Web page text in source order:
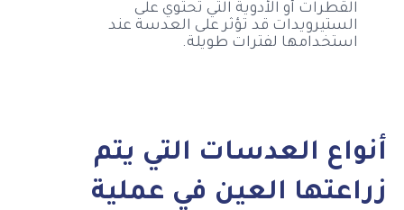
القطرات أو الأدوية التي تحتوي على
الستيرويدات قد تؤثر على العدسة عند
استخدامها لفترات طويلة.
أنواع العدسات التي يتم
زراعتها العين في عملية